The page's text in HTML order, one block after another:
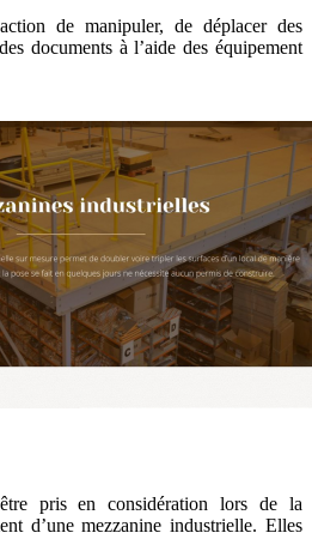
de manipuler, de déplacer des
documents à l’aide des équipement
pris en considération lors de la
d’une mezzanine industrielle. Elles